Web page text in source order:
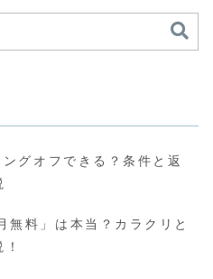
グオフできる？条件と返
料」は本当？カラクリと